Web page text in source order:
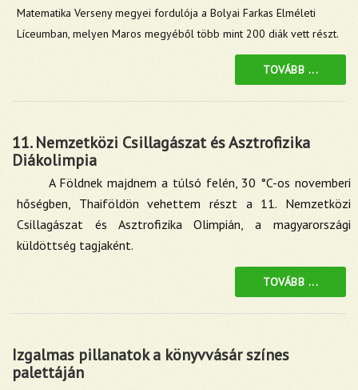
Matematika Verseny megyei fordulója a Bolyai Farkas Elméleti
Líceumban, melyen Maros megyéből több mint 200 diák vett részt.
TOVÁBB ...
11. Nemzetközi Csillagászat és Asztrofizika
Diákolimpia
A Földnek majdnem a túlsó felén, 30 °C-os novemberi
hőségben, Thaiföldön vehettem részt a 11. Nemzetközi
Csillagászat és Asztrofizika Olimpián, a magyarországi
küldöttség tagjaként.
TOVÁBB ...
Izgalmas pillanatok a könyvvásár színes
palettáján